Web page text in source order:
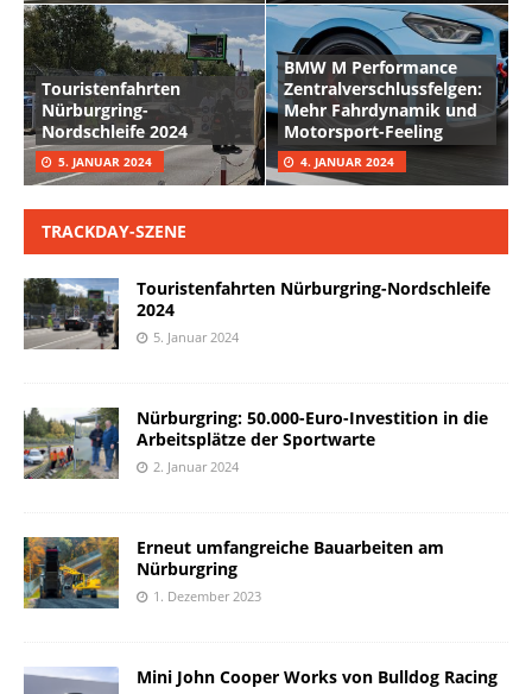
Touristenfahrten
Nürburgring-
Nordschleife 2024
5. JANUAR 2024
BMW M Performance
Zentralverschlussfelgen:
Mehr Fahrdynamik und
Motorsport-Feeling
4. JANUAR 2024
TRACKDAY-SZENE
Touristenfahrten Nürburgring-Nordschleife
2024
5. Januar 2024
Nürburgring: 50.000-Euro-Investition in die
Arbeitsplätze der Sportwarte
2. Januar 2024
Erneut umfangreiche Bauarbeiten am
Nürburgring
1. Dezember 2023
Mini John Cooper Works von Bulldog Racing